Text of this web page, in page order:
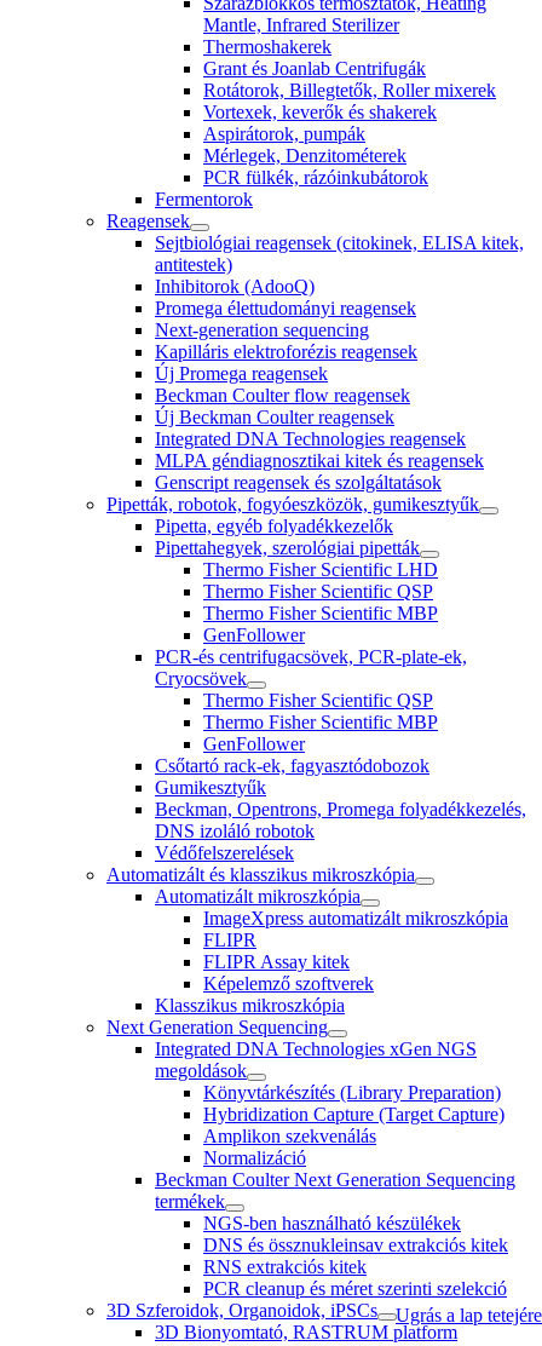
Mantle, Infrared Sterilizer
Thermoshakerek
Grant és Joanlab Centrifugák
Rotátorok, Billegtetők, Roller mixerek
Vortexek, keverők és shakerek
Aspirátorok, pumpák
Mérlegek, Denzitométerek
PCR fülkék, rázóinkubátorok
Fermentorok
Reagensek
Sejtbiológiai reagensek (citokinek, ELISA kitek,
antitestek)
Inhibitorok (AdooQ)
Promega élettudományi reagensek
Next-generation sequencing
Kapilláris elektroforézis reagensek
Új Promega reagensek
Beckman Coulter flow reagensek
Új Beckman Coulter reagensek
Integrated DNA Technologies reagensek
MLPA géndiagnosztikai kitek és reagensek
Genscript reagensek és szolgáltatások
Pipetták, robotok, fogyóeszközök, gumikesztyűk
Pipetta, egyéb folyadékkezelők
Pipettahegyek, szerológiai pipetták
Thermo Fisher Scientific LHD
Thermo Fisher Scientific QSP
Thermo Fisher Scientific MBP
GenFollower
PCR-és centrifugacsövek, PCR-plate-ek,
Cryocsövek
Thermo Fisher Scientific QSP
Thermo Fisher Scientific MBP
GenFollower
Csőtartó rack-ek, fagyasztódobozok
Gumikesztyűk
Beckman, Opentrons, Promega folyadékkezelés,
DNS izoláló robotok
Védőfelszerelések
Automatizált és klasszikus mikroszkópia
Automatizált mikroszkópia
ImageXpress automatizált mikroszkópia
FLIPR
FLIPR Assay kitek
Képelemző szoftverek
Klasszikus mikroszkópia
Next Generation Sequencing
Integrated DNA Technologies xGen NGS
megoldások
Könyvtárkészítés (Library Preparation)
Hybridization Capture (Target Capture)
Amplikon szekvenálás
Normalizáció
Beckman Coulter Next Generation Sequencing
termékek
NGS-ben használható készülékek
DNS és össznukleinsav extrakciós kitek
RNS extrakciós kitek
PCR cleanup és méret szerinti szelekció
3D Szferoidok, Organoidok, iPSCs
3D Bionyomtató, RASTRUM platform
Ugrás a lap tetejére